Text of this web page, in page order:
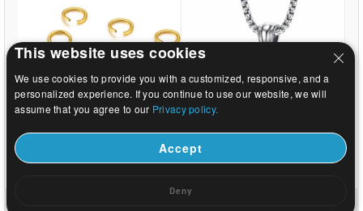
US$ 0.01 US$ 2.86
This website uses cookies
We use cookies to provide you with a customized, responsive, and a
personalized experience. If you continue to use our website, we will
assume that you agree to our Privacy policy.
Accept
Deny